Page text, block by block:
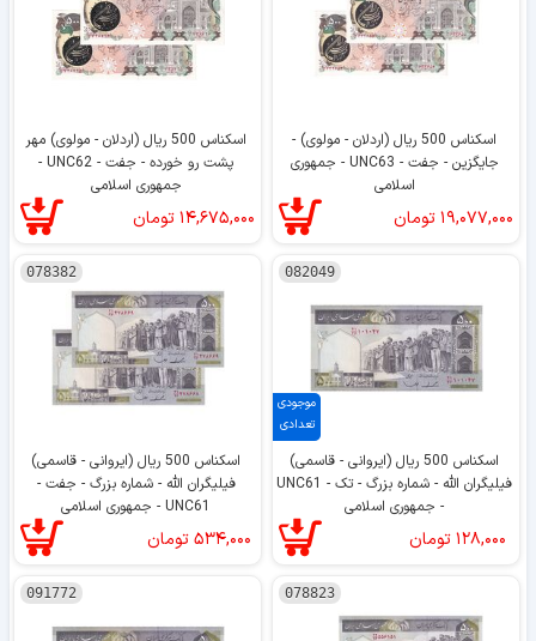
اسکناس 500 ریال (اردلان - مولوی) -
جایگزین - جفت - UNC63 - جمهوری
اسلامی
۱۹,۰۷۷,۰۰۰تومان
اسکناس 500 ریال (اردلان - مولوی) مهر
پشت رو خورده - جفت - UNC62 -
جمهوری اسلامی
۱۴,۶۷۵,۰۰۰تومان
موجودی
تعدادی
082049
اسکناس 500 ریال (ایروانی - قاسمی)
فیلیگران الله - شماره بزرگ - تک - UNC61
- جمهوری اسلامی
۱۲۸,۰۰۰تومان
078382
اسکناس 500 ریال (ایروانی - قاسمی)
فیلیگران الله - شماره بزرگ - جفت -
UNC61 - جمهوری اسلامی
۵۳۴,۰۰۰تومان
078823
091772